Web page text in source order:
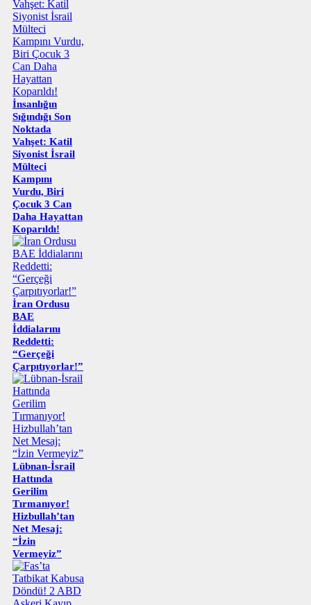
İnsanlığın
Sığındığı Son
Noktada
Vahşet: Katil
Siyonist İsrail
Mülteci
Kampını
Vurdu, Biri
Çocuk 3 Can
Daha Hayattan
Koparıldı!
İran Ordusu
BAE
İddialarını
Reddetti:
“Gerçeği
Çarpıtıyorlar!”
Lübnan-İsrail
Hattında
Gerilim
Tırmanıyor!
Hizbullah’tan
Net Mesaj:
“İzin
Vermeyiz”